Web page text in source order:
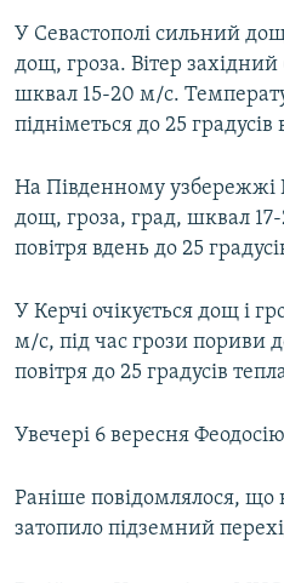
У Севастополі сильний
дощ, гроза. Вітер західний
шквал 15-20 м/с.
підніметься до 25
На Південному
дощ, гроза, град, шквал
повітря вдень до 25
У Керчі очікується дощ і
м/с, під час грози пориви
повітря до 25 градусів
Увечері 6 вересня
Раніше повідомлялося, що
затопило підземний